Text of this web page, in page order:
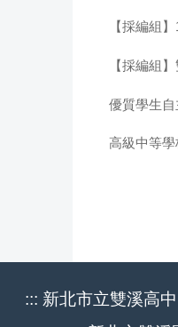
【採編組
【採編組
優質學生
高級中等
::: 新北市立雙溪高